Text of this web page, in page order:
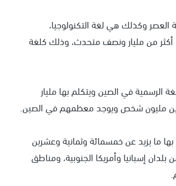
العصر وكذلك هي لغة التكنولوجيا،
أكثر من مليار ونصف متحدث، وذلك كلغة
الرسمية في الصين ويتكلم بها مليار
مليون شخص ويوجد معظمهم في الصين.
ما يزيد عن خمسمائة وثمانية وعشرين
إسبانيا وأمريكا الجنوبية، ومناطق